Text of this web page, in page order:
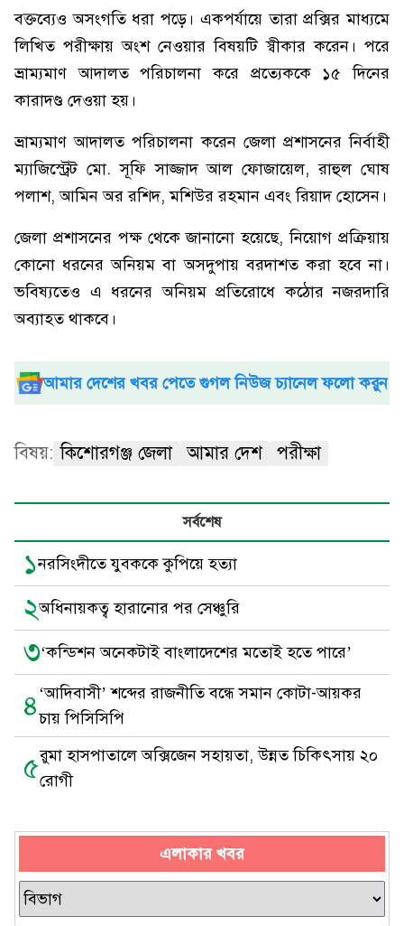
বক্তব্যেও অসংগতি ধরা পড়ে। একপর্যায়ে তারা প্রক্সির মাধ্যমে
লিখিত পরীক্ষায় অংশ নেওয়ার বিষয়টি স্বীকার করেন। পরে
ভ্রাম্যমাণ আদালত পরিচালনা করে প্রত্যেককে ১৫ দিনের
কারাদণ্ড দেওয়া হয়।
ভ্রাম্যমাণ আদালত পরিচালনা করেন জেলা প্রশাসনের নির্বাহী
ম্যাজিস্ট্রেট মো. সূফি সাজ্জাদ আল ফোজায়েল, রাহুল ঘোষ
পলাশ, আমিন অর রশিদ, মশিউর রহমান এবং রিয়াদ হোসেন।
জেলা প্রশাসনের পক্ষ থেকে জানানো হয়েছে, নিয়োগ প্রক্রিয়ায়
কোনো ধরনের অনিয়ম বা অসদুপায় বরদাশত করা হবে না।
ভবিষ্যতেও এ ধরনের অনিয়ম প্রতিরোধে কঠোর নজরদারি
অব্যাহত থাকবে।
আমার দেশের খবর পেতে গুগল নিউজ চ্যানেল ফলো করুন
বিষয়: কিশোরগঞ্জ জেলা আমার দেশ পরীক্ষা
সর্বশেষ
১নরসিংদীতে যুবককে কুপিয়ে হত্যা
২অধিনায়কত্ব হারানোর পর সেঞ্চুরি
৩‘কন্ডিশন অনেকটাই বাংলাদেশের মতোই হতে পারে’
৪‘আদিবাসী’ শব্দের রাজনীতি বন্ধে সমান কোটা-আয়কর
চায় পিসিসিপি
৫রুমা হাসপাতালে অক্সিজেন সহায়তা, উন্নত চিকিৎসায় ২০
রোগী
এলাকার খবর